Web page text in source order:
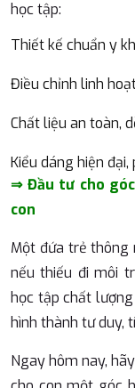
học tập:
Thiết kế chuẩn y
Điều chỉnh linh
Chất liệu an toàn,
Kiểu dáng hiện
⇒ Đầu tư cho
con
Một đứa trẻ thông
nếu thiếu đi môi
học tập chất
hình thành tư duy,
Ngay hôm nay,